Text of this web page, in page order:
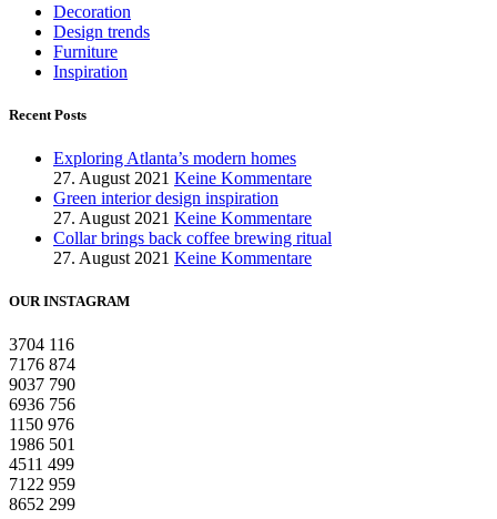
Decoration
Design trends
Furniture
Inspiration
Recent Posts
Exploring Atlanta’s modern homes
27. August 2021 Keine Kommentare
Green interior design inspiration
27. August 2021 Keine Kommentare
Collar brings back coffee brewing ritual
27. August 2021 Keine Kommentare
OUR INSTAGRAM
3704 116
7176 874
9037 790
6936 756
1150 976
1986 501
4511 499
7122 959
8652 299